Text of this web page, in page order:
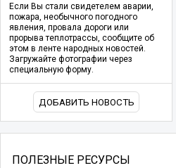
Если Вы стали свидетелем аварии,
пожара, необычного погодного
явления, провала дороги или
прорыва теплотрассы, сообщите об
этом в ленте народных новостей.
Загружайте фотографии через
специальную форму.
ДОБАВИТЬ НОВОСТЬ
ПОЛЕЗНЫЕ РЕСУРСЫ